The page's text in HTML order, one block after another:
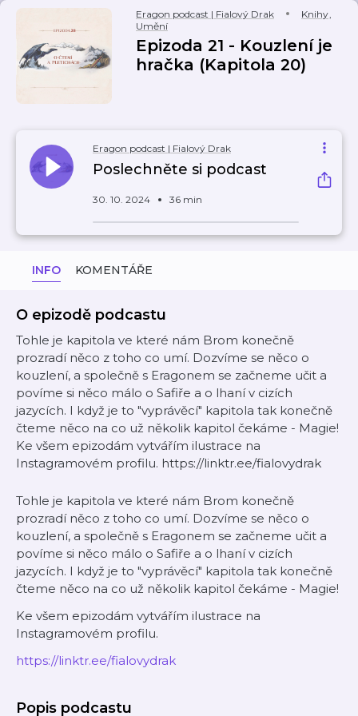
Eragon podcast | Fialový Drak Knihy,
Umění
Epizoda 21 - Kouzlení je
hračka (Kapitola 20)
Eragon podcast | Fialový Drak
Poslechněte si podcast
30. 10. 2024 36 min
INFO KOMENTÁŘE
O epizodě podcastu
Tohle je kapitola ve které nám Brom konečně
prozradí něco z toho co umí. Dozvíme se něco o
kouzlení, a společně s Eragonem se začneme učit a
povíme si něco málo o Safiře a o lhaní v cizích
jazycích. I když je to "vyprávěcí" kapitola tak konečně
čteme něco na co už několik kapitol čekáme - Magie!
Ke všem epizodám vytvářím ilustrace na
Instagramovém profilu. ⁠⁠⁠⁠⁠⁠⁠⁠⁠⁠⁠⁠⁠⁠⁠https://linktr.ee/fialovydrak
Tohle je kapitola ve které nám Brom konečně
prozradí něco z toho co umí. Dozvíme se něco o
kouzlení, a společně s Eragonem se začneme učit a
povíme si něco málo o Safiře a o lhaní v cizích
jazycích. I když je to "vyprávěcí" kapitola tak konečně
čteme něco na co už několik kapitol čekáme - Magie!
Ke všem epizodám vytvářím ilustrace na
Instagramovém profilu.
⁠⁠⁠⁠⁠⁠⁠⁠⁠⁠⁠⁠⁠⁠⁠https://linktr.ee/fialovydrak
Popis podcastu